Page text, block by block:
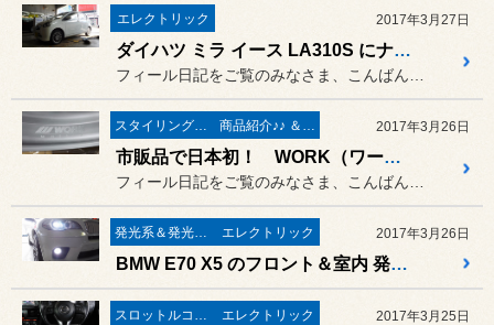
エレクトリック 2017年3月27日
ダイハツ ミラ イース LA310S にナビゲーション取付 ／ カロッツェリア AVIC-RZ300
スタイリング系 ホイール＆タイヤ＆エアロパーツ 商品紹介♪♪ ＆ ”フィール”からのお知らせ。 2017年3月26日
市販品で日本初！ WORK（ワーク） ホログラムリムレーザータトゥー 登場
発光系＆発光部位 白色化 系 エレクトリック 2017年3月26日
BMW E70 X5 のフロント＆室内 発光部位 “総ホワイトニング作業”と 映像視聴制限解除の作業。
スロットルコントローラー＆サブコンピューター パワー＆レスポンスアップ系 エレクトリック 2017年3月25日